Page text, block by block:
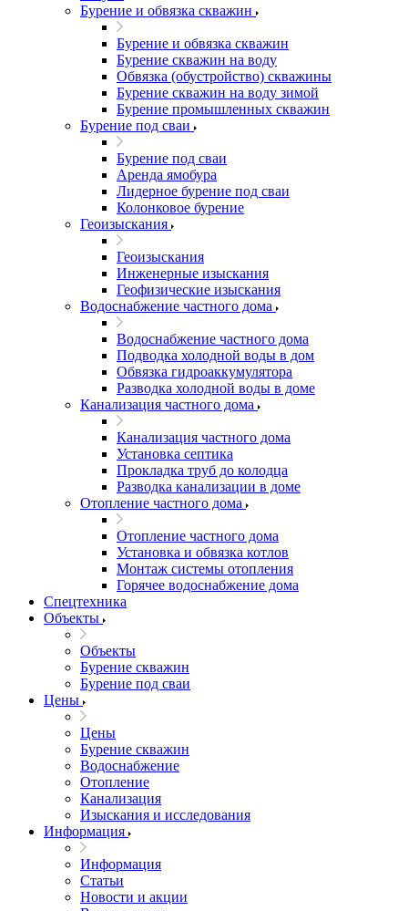
Бурение и обвязка скважин
Бурение и обвязка скважин
Бурение скважин на воду
Обвязка (обустройство) скважины
Бурение скважин на воду зимой
Бурение промышленных скважин
Бурение под сваи
Бурение под сваи
Аренда ямобура
Лидерное бурение под сваи
Колонковое бурение
Геоизыскания
Геоизыскания
Инженерные изыскания
Геофизические изыскания
Водоснабжение частного дома
Водоснабжение частного дома
Подводка холодной воды в дом
Обвязка гидроаккумулятора
Разводка холодной воды в доме
Канализация частного дома
Канализация частного дома
Установка септика
Прокладка труб до колодца
Разводка канализации в доме
Отопление частного дома
Отопление частного дома
Установка и обвязка котлов
Монтаж системы отопления
Горячее водоснабжение дома
Спецтехника
Объекты
Объекты
Бурение скважин
Бурение под сваи
Цены
Цены
Бурение скважин
Водоснабжение
Отопление
Канализация
Изыскания и исследования
Информация
Информация
Статьи
Новости и акции